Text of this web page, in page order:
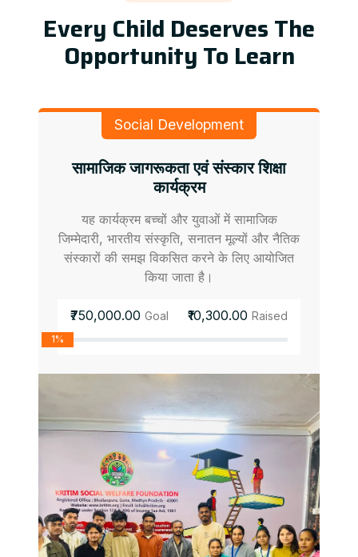
Every Child Deserves The
Opportunity To Learn
Social Development
सामाजिक जागरूकता एवं संस्कार शिक्षा
कार्यक्रम
यह कार्यक्रम बच्चों और युवाओं में सामाजिक
जिम्मेदारी, भारतीय संस्कृति, सनातन मूल्यों और नैतिक
संस्कारों की समझ विकसित करने के लिए आयोजित
किया जाता है।
₹750,000.00 Goal ₹10,300.00 Raised
1%